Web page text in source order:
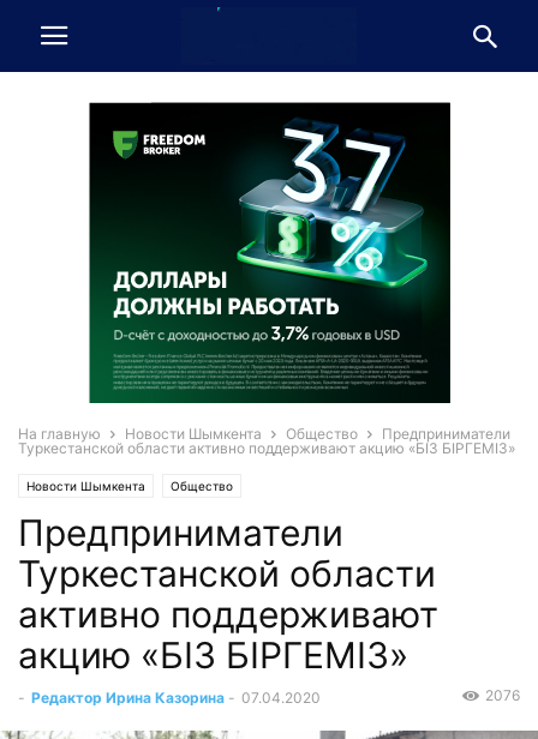
На главную Новости Шымкента Общество
Предприниматели
Туркестанской области активно поддерживают акцию «БІЗ БІРГЕМІЗ»
Новости Шымкента Общество
Предприниматели
Туркестанской области
активно поддерживают
акцию «БІЗ БІРГЕМІЗ»
- Редактор Ирина Казорина - 07.04.2020 2076